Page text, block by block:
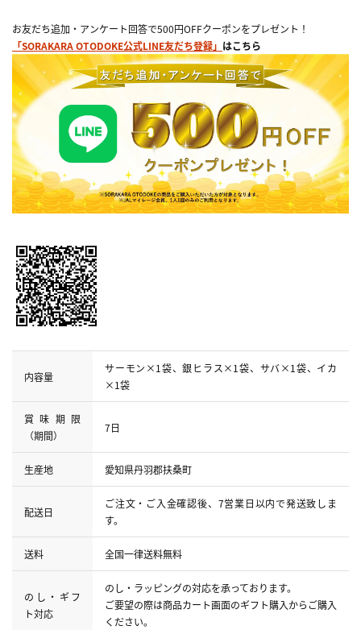
お友だち追加・アンケート回答で500円OFFクーポンをプレゼント！
「SORAKARA OTODOKE公式LINE友だち登録」 はこちら
内容量
サーモン×1袋、銀ヒラス×1袋、サバ×1袋、イカ
×1袋
賞味期限
（期間）
7日
生産地 愛知県丹羽郡扶桑町
配送日
ご注文・ご入金確認後、7営業日以内で発送致しま
す。
送料 全国一律送料無料
のし・ギフ
ト対応
のし・ラッピングの対応を承っております。
ご要望の際は商品カート画面のギフト購入からご購入
ください。